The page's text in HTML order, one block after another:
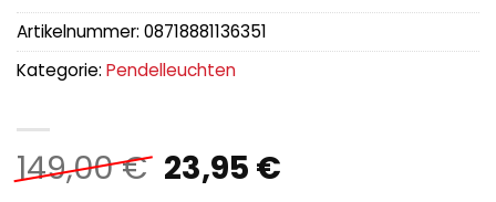
149,00€ Ursprünglicher
23,95 €Aktueller
Artikelnummer: 08718881136351
Kategorie: Pendelleuchten